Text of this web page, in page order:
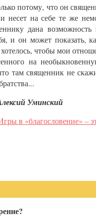
потому, что он
несет на себе те же
дана возможность
и он может показать,
чтобы мои
на
там священник не
Уминский
в «благословение» –